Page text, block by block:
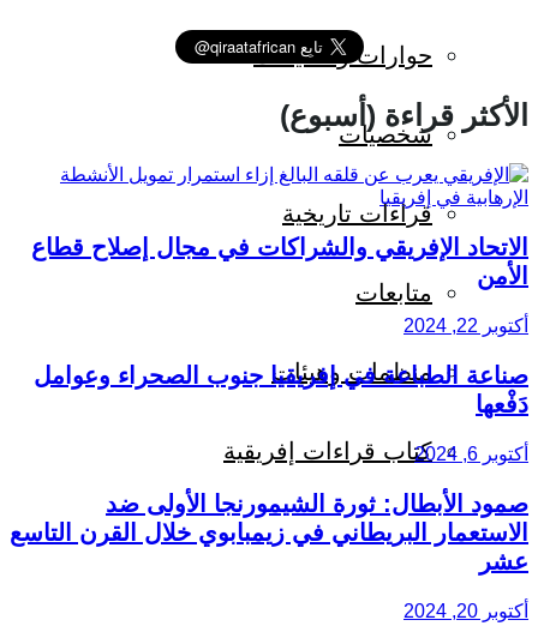
حوارات وتحقيقات
شخصيات
قراءات تاريخية
متابعات
منظمات وهيئات
كتاب قراءات إفريقية
الأكثر قراءة (أسبوع)
الاتحاد الإفريقي والشراكات في مجال إصلاح قطاع
الأمن
أكتوبر 22, 2024
صناعة الطباعة في إفريقيا جنوب الصحراء وعوامل
دَفْعها
أكتوبر 6, 2024
صمود الأبطال: ثورة الشيمورنجا الأولى ضد
الاستعمار البريطاني في زيمبابوي خلال القرن التاسع
عشر
أكتوبر 20, 2024